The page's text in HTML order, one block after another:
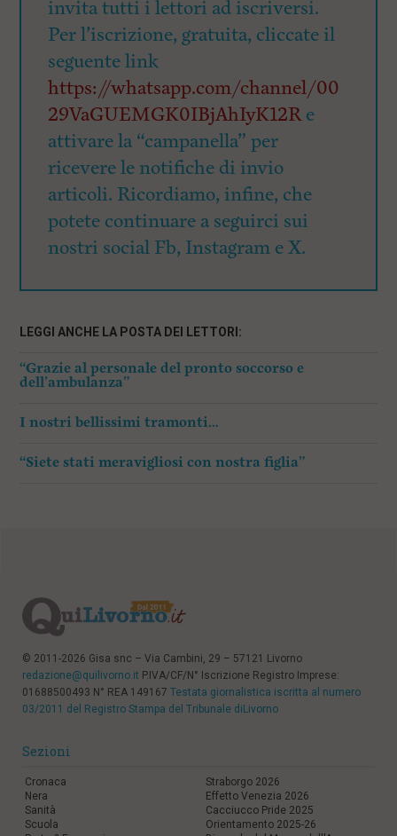
invita tutti i lettori ad iscriversi.
Per l’iscrizione, gratuita, cliccate il
seguente link
https://whatsapp.com/channel/00
29VaGUEMGK0IBjAhIyK12Re
attivare la “campanella” per
ricevere le notifiche di invio
articoli. Ricordiamo, infine, che
potete continuare a seguirci sui
nostri social Fb, Instagram e X.
LEGGI ANCHE LA POSTA DEI LETTORI:
“Grazie al personale del pronto soccorso e
dell’ambulanza”
I nostri bellissimi tramonti…
“Siete stati meravigliosi con nostra figlia”
© 2011-2026 Gisa snc – Via Cambini, 29 – 57121 Livorno
redazione@quilivorno.it P.IVA/CF/N° Iscrizione Registro Imprese:
01688500493 N° REA 149167 Testata giornalistica iscritta al numero
03/2011 del Registro Stampa del Tribunale diLivorno
Sezioni
Cronaca
Nera
Sanità
Scuola
Straborgo 2026
Effetto Venezia 2026
Cacciucco Pride 2025
Orientamento 2025-26